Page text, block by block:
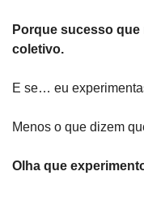
Porque sucesso
coletivo.
E se… eu
Menos o que dizem
Olha que